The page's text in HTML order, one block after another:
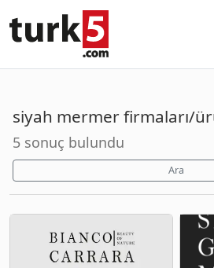
siyah mermer firmaları/
5 sonuç bulundu
Ara